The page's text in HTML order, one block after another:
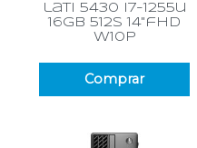
lati 5430 i7-1255u
16gb 512s 14"fhd
w10p
Comprar